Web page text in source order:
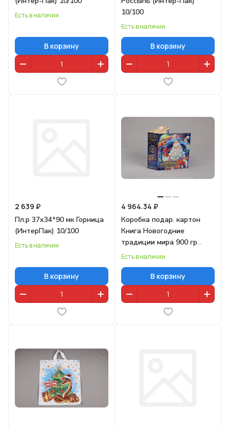
Есть в наличии
В корзину
10/100
Есть в наличии
В корзину
2 639 ₽
Пл.р 37х34*90 мк Горница
(ИнтерПак) 10/100
Есть в наличии
В корзину
4 964.34 ₽
Коробка подар. картон
Книга Новогодние
традиции мира 900 гр
2025г./180
Есть в наличии
В корзину